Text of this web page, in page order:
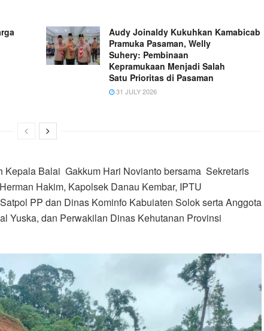
Audy Joinaldy Kukuhkan Kamabicab
Pramuka Pasaman, Welly
Suhery: Pembinaan
Kepramukaan Menjadi Salah
Satu Prioritas di Pasaman
31 JULY 2026
Balai Gakkum Hari Novianto bersama Sekretaris
Hakim, Kapolsek Danau Kembar, IPTU
PP dan Dinas Kominfo Kabuiaten Solok serta Anggota
Yuska, dan Perwakilan Dinas Kehutanan Provinsi